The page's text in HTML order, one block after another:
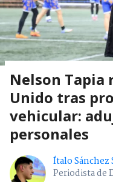
Nelson Tapia
Unido tras
vehicular:
personales
Ítalo Sánchez
Periodista de